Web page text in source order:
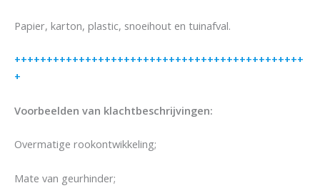
Papier, karton, plastic, snoeihout en tuinafval.
+++++++++++++++++++++++++++++++++++++++++++++
+
Voorbeelden van klachtbeschrijvingen:
Overmatige rookontwikkeling;
Mate van geurhinder;